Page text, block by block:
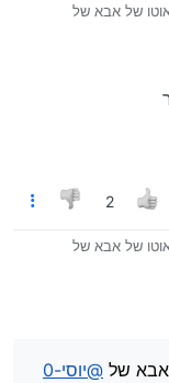
של אבא של
2
של אבא של
של @יוסי-0